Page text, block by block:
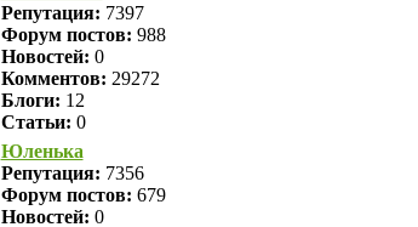
Репутация: 7397
Форум постов: 988
Новостей: 0
Комментов: 29272
Блоги: 12
Статьи: 0
Юленька
Репутация: 7356
Форум постов: 679
Новостей: 0